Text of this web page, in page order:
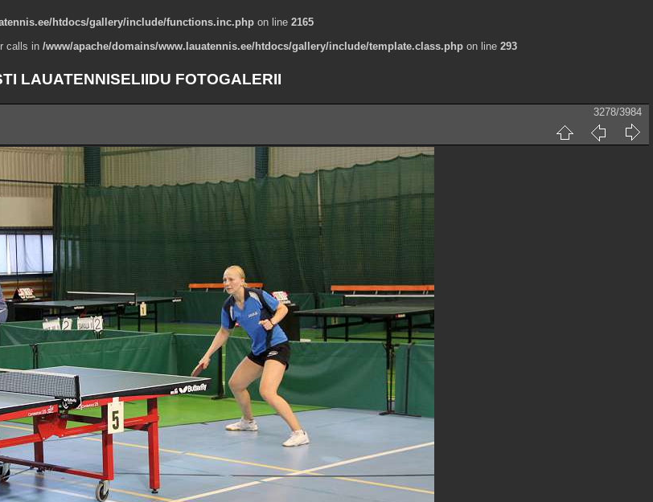
htdocs/gallery/include/functions.inc.php on line 2165
calls in /www/apache/domains/www.lauatennis.ee/htdocs/gallery/include/template.class.php on line 293
LAUATENNISELIIDU FOTOGALERII
3278/3984